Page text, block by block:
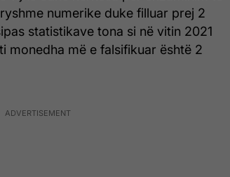
numerike duke filluar prej 2
statistikave tona si në vitin 2021
monedha më e falsifikuar është 2